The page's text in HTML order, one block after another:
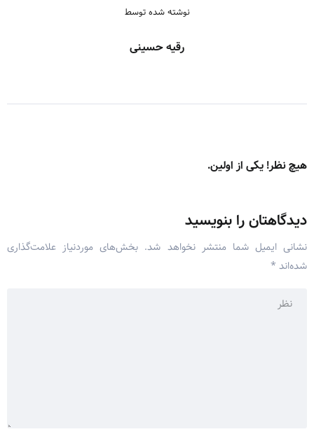
نوشته شده توسط
رقیه حسینی
هیچ نظر! یکی از اولین.
دیدگاهتان را بنویسید
نشانی ایمیل شما منتشر نخواهد شد. بخش‌های موردنیاز علامت‌گذاری
شده‌اند *